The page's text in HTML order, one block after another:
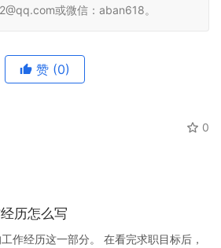
或微信：aban618。
赞 (0)
0
历怎么写
作经历这一部分。 在看完求职目标后，